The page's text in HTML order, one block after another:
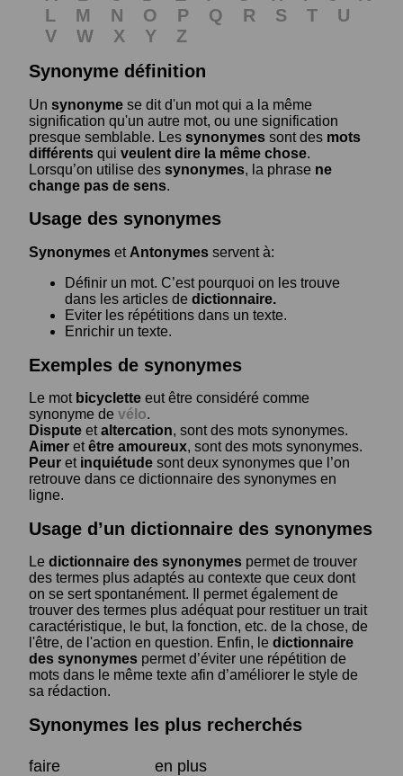
L
M N O P Q R S T
U
V
W X Y
Z
Synonyme définition
Un synonyme se dit d'un mot qui a la même
signification qu'un autre mot, ou une signification
presque semblable. Les synonymes sont des mots
différents qui veulent dire la même chose.
Lorsqu’on utilise des synonymes, la phrase ne
change pas de sens.
Usage des synonymes
Synonymes et Antonymes servent à:
Définir un mot. C’est pourquoi on les trouve
dans les articles de dictionnaire.
Eviter les répétitions dans un texte.
Enrichir un texte.
Exemples de synonymes
Le mot bicyclette eut être considéré comme
synonyme de vélo.
Dispute etaltercation, sont des mots synonymes.
Aimer etêtre amoureux, sont des mots synonymes.
Peur et inquiétude sont deux synonymes que l’on
retrouve dans ce dictionnaire des synonymes en
ligne.
Usage d’un dictionnaire des synonymes
Le dictionnaire des synonymes permet de trouver
des termes plus adaptés au contexte que ceux dont
on se sert spontanément. Il permet également de
trouver des termes plus adéquat pour restituer un trait
caractéristique, le but, la fonction, etc. de la chose, de
l'être, de l'action en question. Enfin, le dictionnaire
des synonymes permet d’éviter une répétition de
mots dans le même texte afin d’améliorer le style de
sa rédaction.
Synonymes les plus recherchés
faire
en plus